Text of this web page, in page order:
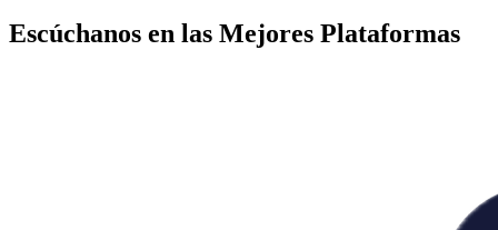
Escúchanos en las Mejores Plataformas